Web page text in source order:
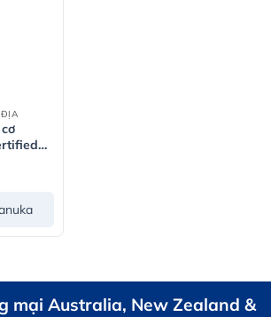
ĐỊA
–
mại Australia, New Zealand &